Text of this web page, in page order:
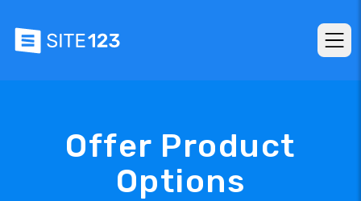
Offer Product
Options